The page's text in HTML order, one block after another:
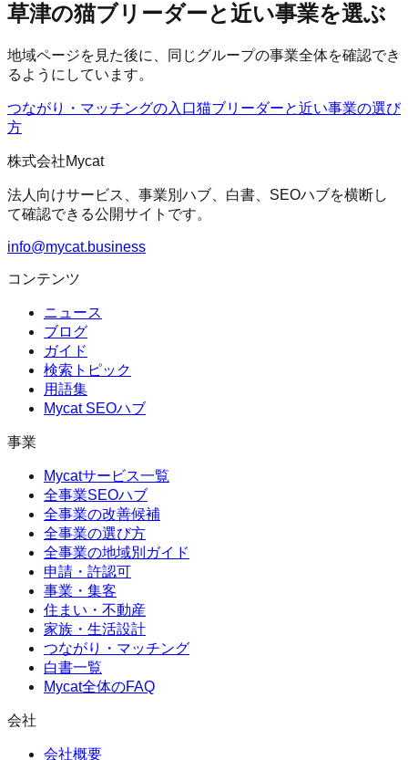
草津の猫ブリーダーと近い事業を選ぶ
地域ページを見た後に、同じグループの事業全体を確認でき
るようにしています。
つながり・マッチングの入口猫ブリーダーと近い事業の選び
方
株式会社Mycat
法人向けサービス、事業別ハブ、白書、SEOハブを横断し
て確認できる公開サイトです。
info@mycat.business
コンテンツ
ニュース
ブログ
ガイド
検索トピック
用語集
Mycat SEOハブ
事業
Mycatサービス一覧
全事業SEOハブ
全事業の改善候補
全事業の選び方
全事業の地域別ガイド
申請・許認可
事業・集客
住まい・不動産
家族・生活設計
つながり・マッチング
白書一覧
Mycat全体のFAQ
会社
会社概要